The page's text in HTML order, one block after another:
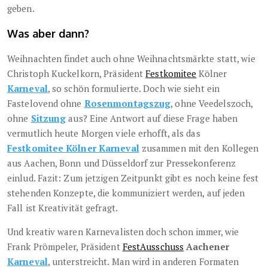
geben.
Was aber dann?
Weihnachten findet auch ohne Weihnachtsmärkte statt, wie
Christoph Kuckelkorn, PräsidentFestkomitee Kölner
Karneval, so schön formulierte. Doch wie sieht ein
Fastelovend ohne Rosenmontagszug, ohne Veedelszoch,
ohne Sitzung aus? Eine Antwort auf diese Frage haben
vermutlich heute Morgen viele erhofft, als das
Festkomitee Kölner Karnevalzusammen mit den Kollegen
aus Aachen, Bonn und Düsseldorf zur Pressekonferenz
einlud. Fazit: Zum jetzigen Zeitpunkt gibt es noch keine fest
stehenden Konzepte, die kommuniziert werden, auf jeden
Fall ist Kreativität gefragt.
Und kreativ waren Karnevalisten doch schon immer, wie
Frank Prömpeler, Präsident FestAusschuss Aachener
Karneval, unterstreicht. Man wird in anderen Formaten